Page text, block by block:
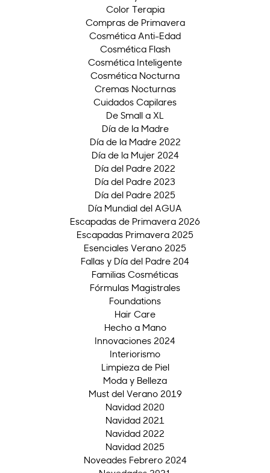
Color Terapia
Compras de Primavera
Cosmética Anti-Edad
Cosmética Flash
Cosmética Inteligente
Cosmética Nocturna
Cremas Nocturnas
Cuidados Capilares
De Small a XL
Día de la Madre
Día de la Madre 2022
Día de la Mujer 2024
Día del Padre 2022
Día del Padre 2023
Día del Padre 2025
Día Mundial del AGUA
Escapadas de Primavera 2026
Escapadas Primavera 2025
Esenciales Verano 2025
Fallas y Día del Padre 204
Familias Cosméticas
Fórmulas Magistrales
Foundations
Hair Care
Hecho a Mano
Innovaciones 2024
Interiorismo
Limpieza de Piel
Moda y Belleza
Must del Verano 2019
Navidad 2020
Navidad 2021
Navidad 2022
Navidad 2025
Noveades Febrero 2024